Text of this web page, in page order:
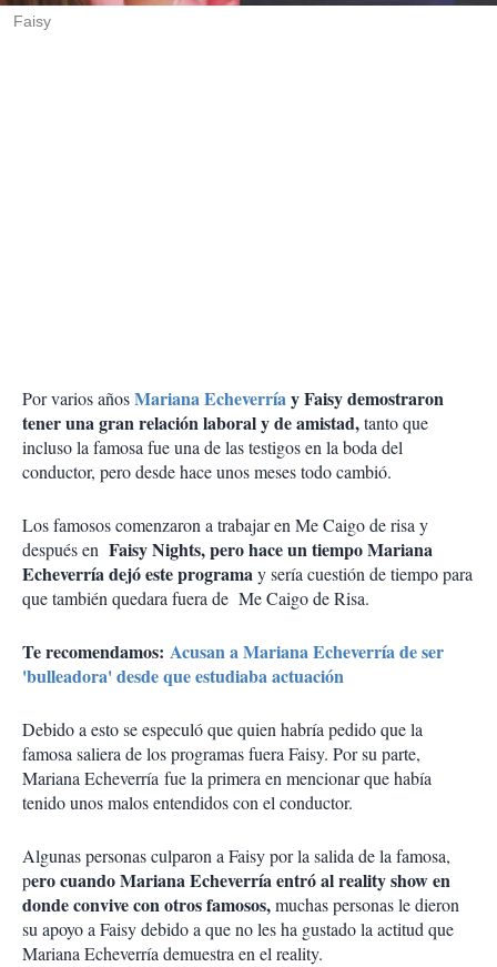
Faisy
Por varios añosMariana Echeverríay Faisy demostraron
tener una gran relación laboral y de amistad,tanto que
incluso la famosa fue una de las testigos en la boda del
conductor, pero desde hace unos meses todo cambió.
Los famosos comenzaron a trabajar en Me Caigo de risa y
después en Faisy Nights, pero hace un tiempo Mariana
Echeverría dejó este programay sería cuestión de tiempo para
que también quedara fuera de Me Caigo de Risa.
Te recomendamos: Acusan a Mariana Echeverría de ser
'bulleadora' desde que estudiaba actuación
Debido a esto se especuló que quien habría pedido que la
famosa saliera de los programas fuera Faisy. Por su parte,
Mariana Echeverría fue la primera en mencionar que había
tenido unos malos entendidos con el conductor.
Algunas personas culparon a Faisy por la salida de la famosa,
pero cuando Mariana Echeverría entró al reality show en
donde convive con otros famosos,muchas personas le dieron
su apoyo a Faisy debido a que no les ha gustado la actitud que
Mariana Echeverría demuestra en el reality.